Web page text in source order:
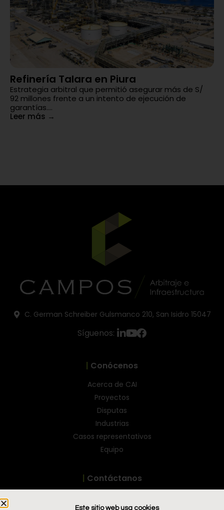
Refinería Talara en Piura
Estrategia arbitral que permitió asegurar más de S/
92 millones frente a un intento de ejecución de
garantías....
Leer más →
C. German Schreiber Gulsmanco 210, San Isidro 15047
Síguenos:
| Conócenos
Acerca de CAI
Proyectos
Disputas
Industrias
Casos representativos
Equipo
| Contáctanos
Este sitio web usa cookies